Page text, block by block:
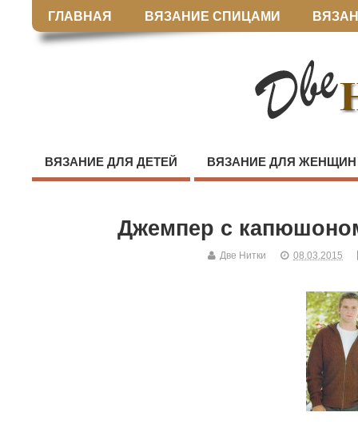
ГЛАВНАЯ ВЯЗАНИЕ СПИЦАМИ
ВЯЗАНИЕ ДЛЯ ДЕТЕЙ ВЯЗАНИЕ ДЛЯ ЖЕНЩИН
Джемпер с
Две Нитки 08.03.2015